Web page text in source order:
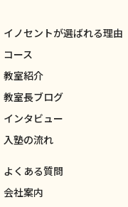
イノセントが選ばれる理由
コース
教室紹介
教室長ブログ
インタビュー
入塾の流れ
よくある質問
会社案内